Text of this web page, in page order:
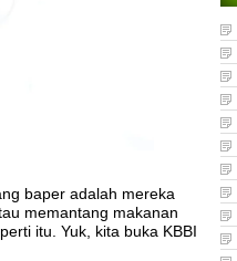
baper adalah mereka
memantang makanan
itu. Yuk, kita buka KBBI